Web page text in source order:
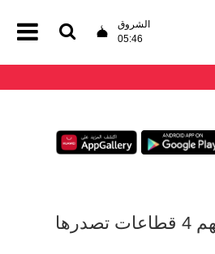
الشروق
05:46
بدعم من ارتفاع أسهم 4 قطاعات تصدرها